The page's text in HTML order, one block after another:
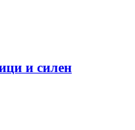
и силен